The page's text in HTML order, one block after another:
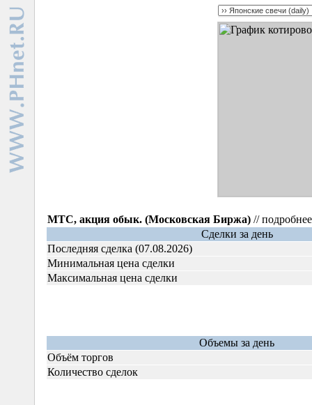
МТС, акция обык. (Московская Биржа) //
Сделки за день
Последняя сделка (07.08.2026)
Минимальная цена сделки
Максимальная цена сделки
Объемы за день
Объём торгов
Количество сделок